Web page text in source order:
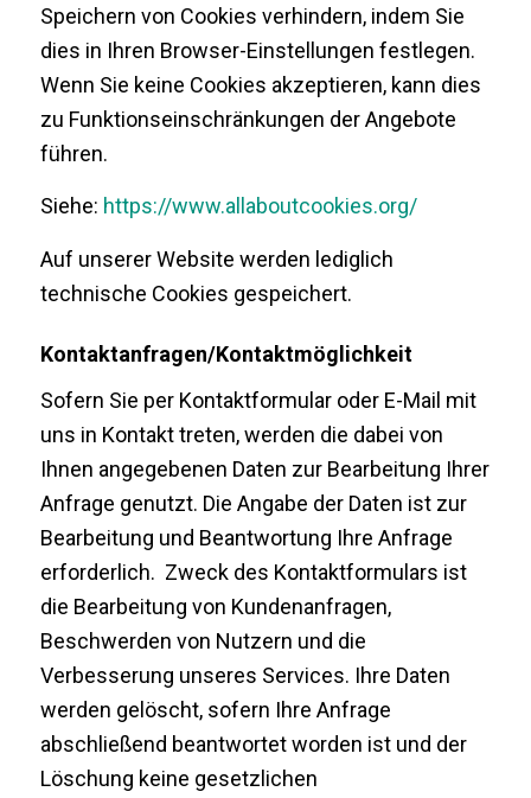
Speichern von Cookies verhindern, indem Sie
dies in Ihren Browser-Einstellungen festlegen.
Wenn Sie keine Cookies akzeptieren, kann dies
zu Funktionseinschränkungen der Angebote
führen.
Siehe: https://www.allaboutcookies.org/
Auf unserer Website werden lediglich
technische Cookies gespeichert.
Kontaktanfragen/Kontaktmöglichkeit
Sofern Sie per Kontaktformular oder E-Mail mit
uns in Kontakt treten, werden die dabei von
Ihnen angegebenen Daten zur Bearbeitung Ihrer
Anfrage genutzt. Die Angabe der Daten ist zur
Bearbeitung und Beantwortung Ihre Anfrage
erforderlich. Zweck des Kontaktformulars ist
die Bearbeitung von Kundenanfragen,
Beschwerden von Nutzern und die
Verbesserung unseres Services. Ihre Daten
werden gelöscht, sofern Ihre Anfrage
abschließend beantwortet worden ist und der
Löschung keine gesetzlichen